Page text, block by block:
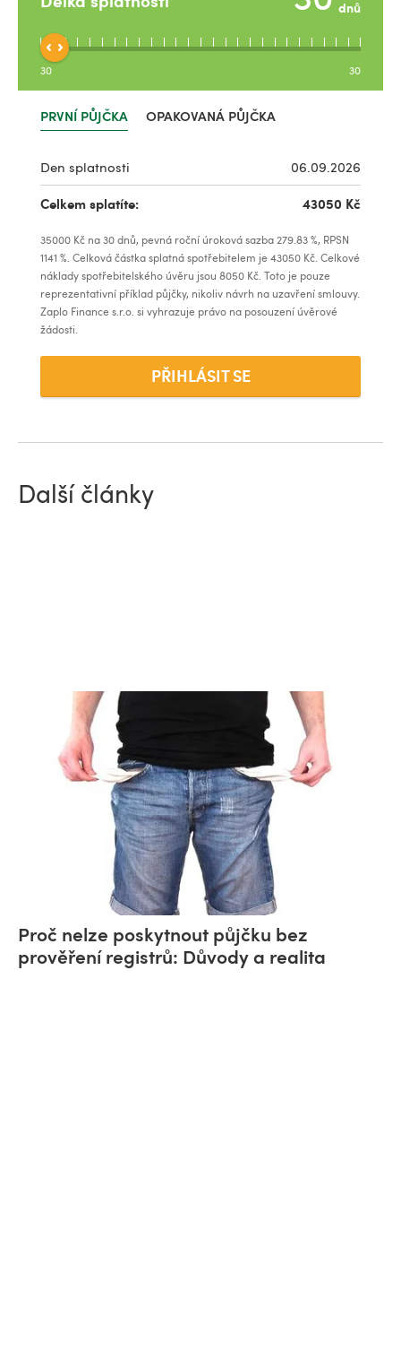
dnů
30 30
PRVNÍ PŮJČKA OPAKOVANÁ PŮJČKA
Den splatnosti 06.09.2026
Celkem splatíte: 43050 Kč
35000 Kč na30dnů, pevná roční úroková sazba279.83%, RPSN
1141 %. Celková částka splatná spotřebitelem je 43050 Kč. Celkové
náklady spotřebitelského úvěru jsou 8050 Kč. Toto je pouze
reprezentativní příklad půjčky, nikoliv návrh na uzavření smlouvy.
Zaplo Finance s.r.o. si vyhrazuje právo na posouzení úvěrové
žádosti.
PŘIHLÁSIT SE
Další články
Proč nelze poskytnout půjčku bez
prověření registrů: Důvody a realita